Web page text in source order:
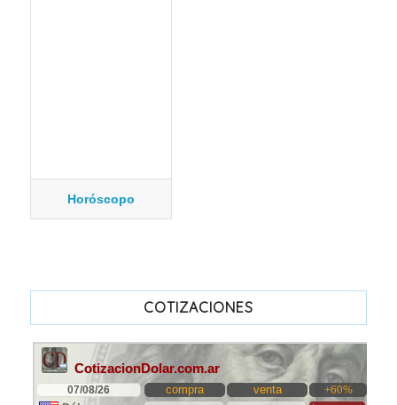
Horóscopo
COTIZACIONES